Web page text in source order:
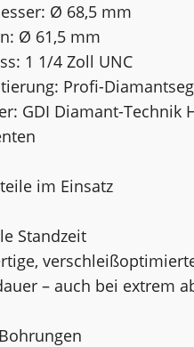
Ø 68,5 mm
Ø 61,5 mm
1 1/4 Zoll UNC
Profi-
GDI Diamant-Technik
im Einsatz
Standzeit
– auch bei extrem